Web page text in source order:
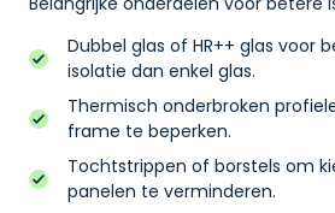
Dubbel glas of HR++ glas voor
isolatie dan enkel glas.
Thermisch onderbroken
frame te beperken.
Tochtstrippen of borstels om
panelen te verminderen.